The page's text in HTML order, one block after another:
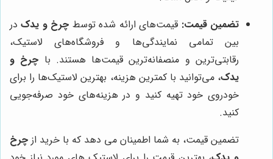
تضمین قیمت: قیمت‌های ارائه شده توسط چرخ و یدکدر
بین تمامی نمایندگی‌ها و فروشگاه‌های لاستیک،
رقابتی‌ترین و منصفانه‌ترین قیمت‌ها هستند. با چرخ و
یدک، می‌توانید با کمترین هزینه، بهترین لاستیک‌ها را برای
خودروی خود تهیه کنید و در هزینه‌های خود صرفه‌جویی
کنید.
تضمین قیمت، به شما اطمینان می دهد که با خرید از چرخ